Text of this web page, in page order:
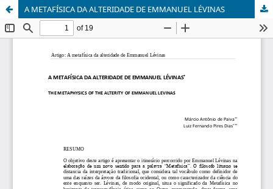
A METAFÍSICA DA ALTERIDADE DE EMMANUEL LÉVINAS